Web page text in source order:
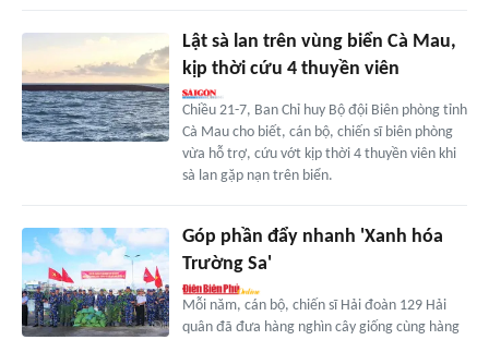
Lật sà lan trên vùng biển Cà Mau,
kịp thời cứu 4 thuyền viên
Chiều 21-7, Ban Chỉ huy Bộ đội Biên phòng tỉnh
Cà Mau cho biết, cán bộ, chiến sĩ biên phòng
vừa hỗ trợ, cứu vớt kịp thời 4 thuyền viên khi
sà lan gặp nạn trên biển.
Góp phần đẩy nhanh 'Xanh hóa
Trường Sa'
Mỗi năm, cán bộ, chiến sĩ Hải đoàn 129 Hải
quân đã đưa hàng nghìn cây giống cùng hàng